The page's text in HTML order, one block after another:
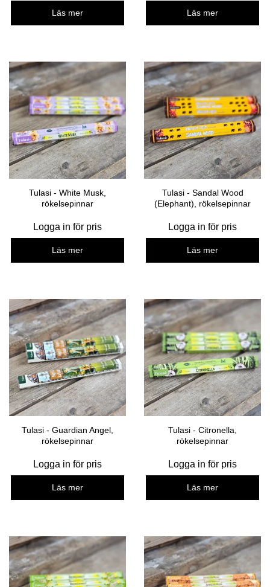
Läs mer Läs mer
Tulasi - White Musk,
rökelsepinnar
Logga in för pris
Läs mer
Tulasi - Sandal Wood
(Elephant), rökelsepinnar
Logga in för pris
Läs mer
Tulasi - Guardian Angel,
rökelsepinnar
Logga in för pris
Läs mer
Tulasi - Citronella,
rökelsepinnar
Logga in för pris
Läs mer